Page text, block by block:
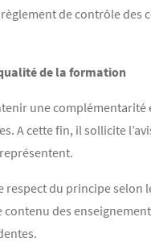
de contrôle des
de la formation
une
A cette fin, il sollicite
respect du principe
contenu des